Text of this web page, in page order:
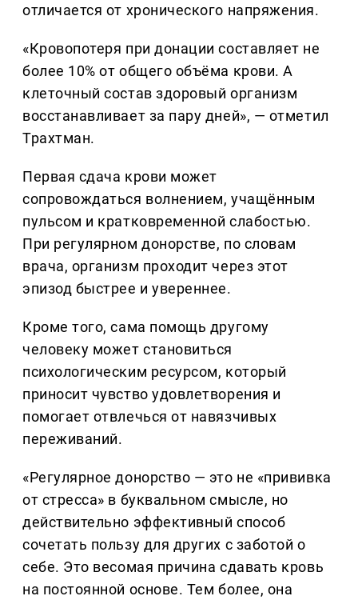
отличается от хронического напряжения.
«Кровопотеря при донации составляет не
более 10% от общего объёма крови. А
клеточный состав здоровый организм
восстанавливает за пару дней», — отметил
Трахтман.
Первая сдача крови может
сопровождаться волнением, учащённым
пульсом и кратковременной слабостью.
При регулярном донорстве, по словам
врача, организм проходит через этот
эпизод быстрее и увереннее.
Кроме того, сама помощь другому
человеку может становиться
психологическим ресурсом, который
приносит чувство удовлетворения и
помогает отвлечься от навязчивых
переживаний.
«Регулярное донорство — это не «прививка
от стресса» в буквальном смысле, но
действительно эффективный способ
сочетать пользу для других с заботой о
себе. Это весомая причина сдавать кровь
на постоянной основе. Тем более, она